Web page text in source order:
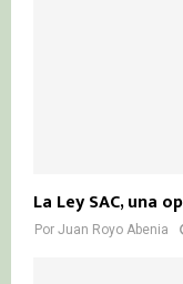
La Ley SAC, una
Por Juan Royo Abenia